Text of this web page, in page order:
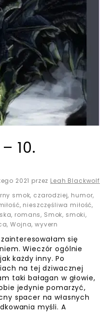
10.
2021 przez Leah Blackwolf
smok, czarodziej, humor,
, nieszczęśliwa miłość,
, romans, Smok, smoki,
,Wojna,wyvern
się
Wieczór ogólnie
każdy inny. Po
na tej dziwacznej
taki bałagan w głowie,
jedynie pomarzyć,
spacer na własnych
myśli. A